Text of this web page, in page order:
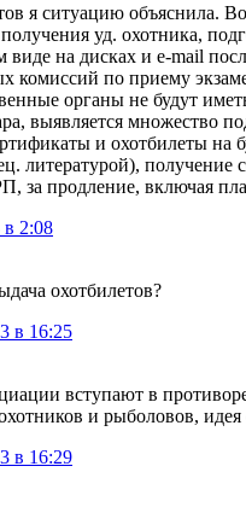
я ситуацию объяснила.
уд. охотника,
на дисках и e-mail
комиссий по приему
органы не будут
выявляется множество
и охотбилеты на
литературой),
за продление, включая
в 2:08
охотбилетов?
в 16:25
вступают в
и рыболовов,
в 16:29